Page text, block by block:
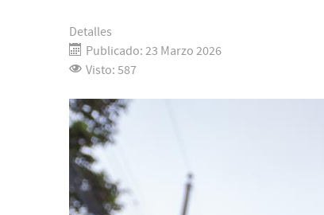
Detalles
Publicado: 23 Marzo 2026
Visto: 587